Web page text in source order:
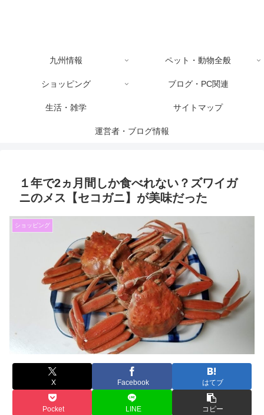
九州情報 ペット・動物全般
ショッピング ブログ・PC関連
生活・雑学 サイトマップ
運営者・ブログ情報
１年で2ヵ月間しか食べれない？ズワイガ
ニのメス【セコガニ】が美味だった
ショッピング
X Facebook はてブ
Pocket LINE コピー